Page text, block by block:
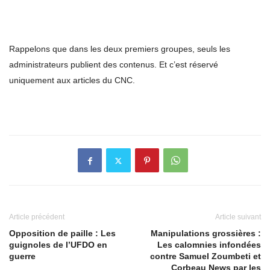
Rappelons que dans les deux premiers groupes, seuls les
administrateurs publient des contenus. Et c’est réservé
uniquement aux articles du CNC.
Article précédent
Opposition de paille : Les
guignoles de l’UFDO en
guerre
Article suivant
Manipulations grossières :
Les calomnies infondées
contre Samuel Zoumbeti et
Corbeau News par les